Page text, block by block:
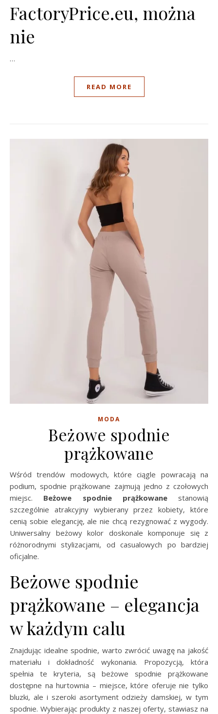
FactoryPrice.eu, można
nie
…
READ MORE
MODA
Beżowe spodnie
prążkowane
Wśród trendów modowych, które ciągle powracają na
podium, spodnie prążkowane zajmują jedno z czołowych
miejsc. Beżowe spodnie prążkowanestanowią
szczególnie atrakcyjny wybierany przez kobiety, które
cenią sobie elegancję, ale nie chcą rezygnować z wygody.
Uniwersalny beżowy kolor doskonale komponuje się z
różnorodnymi stylizacjami, od casualowych po bardziej
oficjalne.
Beżowe spodnie
prążkowane – elegancja
w każdym calu
Znajdując idealne spodnie, warto zwrócić uwagę na jakość
materiału i dokładność wykonania. Propozycją, która
spełnia te kryteria, są beżowe spodnie prążkowane
dostępne na hurtownia – miejsce, które oferuje nie tylko
bluzki, ale i szeroki asortyment odzieży damskiej, w tym
spodnie. Wybierając produkty z naszej oferty, stawiasz na